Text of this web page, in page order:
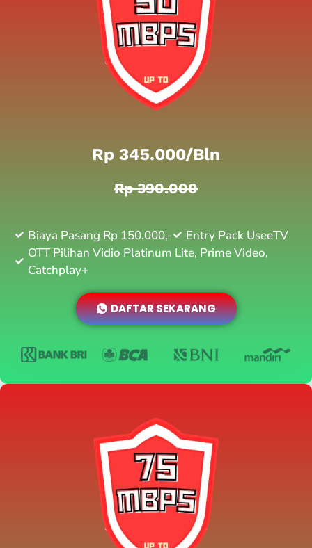
Rp 345.000/bln
Rp 390.000
Biaya Pasang Rp 150.000,-
Entry Pack UseeTV
OTT Pilihan Vidio Platinum Lite, Prime Video,
Catchplay+
DAFTAR SEKARANG